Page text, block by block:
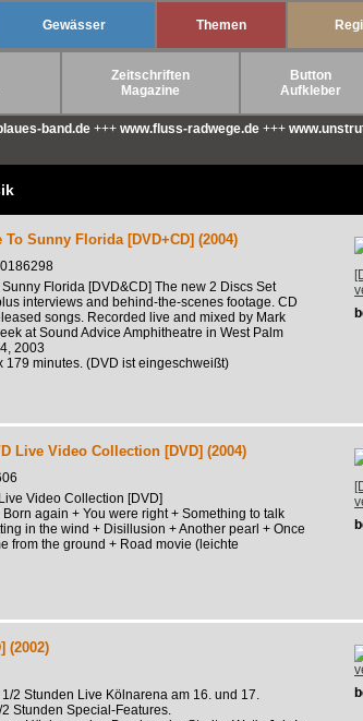
Gewässer Themen
Zeitschriften
Magazine
Button
Aufkleber
band.de+++ www.fluss-radwege.de+++
Sunny Florida [DVD+CD] (2004)
Florida [DVD&CD] The new 2 Discs Set
interviews and behind-the-scenes footage. CD
songs. Recorded live and mixed by Mark
at Sound Advice Amphitheatre in West Palm
2003
179 minutes. (DVD ist eingeschweißt)
Live Video Collection [DVD] (2004)
Video Collection [DVD]
again + You were right + Something to talk
in the wind + Disillusion + Another pearl + Once
from the ground + Road movie (leichte
(2002)
2 Stunden Live Kölnarena am 16. und 17.
Stunden Special-Features.